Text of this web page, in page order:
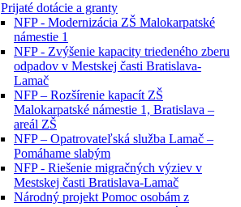
Prijaté dotácie a granty
NFP - Modernizácia ZŠ Malokarpatské
námestie 1
NFP - Zvýšenie kapacity triedeného zberu
odpadov v Mestskej časti Bratislava-
Lamač
NFP – Rozšírenie kapacít ZŠ
Malokarpatské námestie 1, Bratislava –
areál ZŠ
NFP – Opatrovateľská služba Lamač –
Pomáhame slabým
NFP - Riešenie migračných výziev v
Mestskej časti Bratislava-Lamač
Národný projekt Pomoc osobám z